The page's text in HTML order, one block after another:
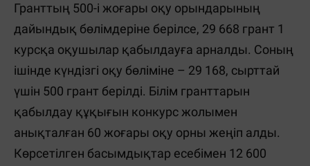
Гранттың 500-і жоғары оқу орындарының
дайындық бөлімдеріне берілсе, 29 668 грант 1
курсқа оқушылар қабылдауға арналды. Соның
ішінде күндізгі оқу бөліміне – 29 168, сырттай
үшін 500 грант берілді. Білім гранттарын
қабылдау құқығын конкурс жолымен
анықталған 60 жоғары оқу орны жеңіп алды.
Көрсетілген басымдықтар есебімен 12 600